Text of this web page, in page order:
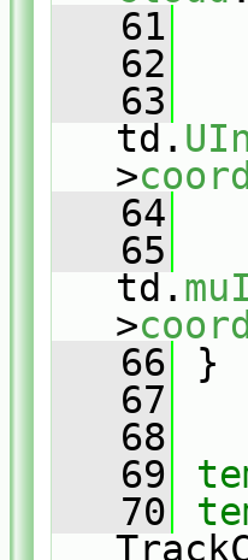
   61
   62
   63
td.
>
   64
   65
td.
>
   66
}
   67
   68
   69
   70